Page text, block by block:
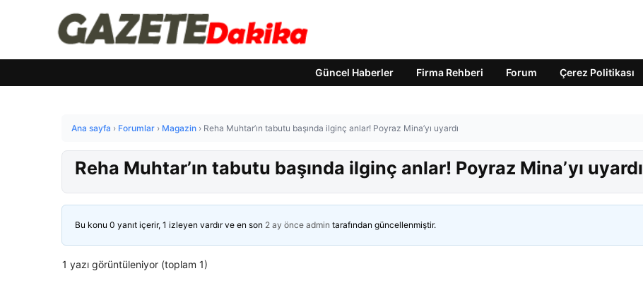
Güncel Haberler Firma Rehberi Forum Çerez Politikası
Ana sayfa › Forumlar › Magazin › Reha Muhtar’ın tabutu başında ilginç anlar! Poyraz Mina’yı uyardı
Reha Muhtar’ın tabutu başında ilginç anlar! Poyraz Mina’yı uyardı
Bu konu 0 yanıt içerir, 1 izleyen vardır ve en son 2 ay önce admin tarafından güncellenmiştir.
1 yazı görüntüleniyor (toplam 1)